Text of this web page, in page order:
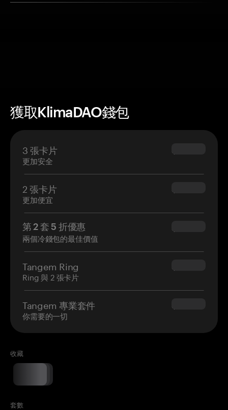
獲取KlimaDAO錢包
3 張卡片
更加安全
$69.90
2 張卡片
更加便宜
$54.90
第 2 套 5 折優惠
兩個冷錢包的最佳價值
$34.95
Tangem Ring
Ring 與 2 張卡片
$160.00
Tangem 專業套件
你需要的一切
$180.00
收藏
套數